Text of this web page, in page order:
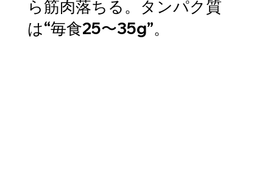
ら筋肉落ちる。タンパク質
は“毎食25〜35g”。